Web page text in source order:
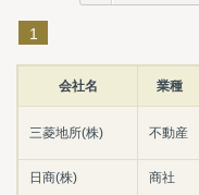
1
会社名 業種
三菱地所(株) 不動産
日商(株) 商社